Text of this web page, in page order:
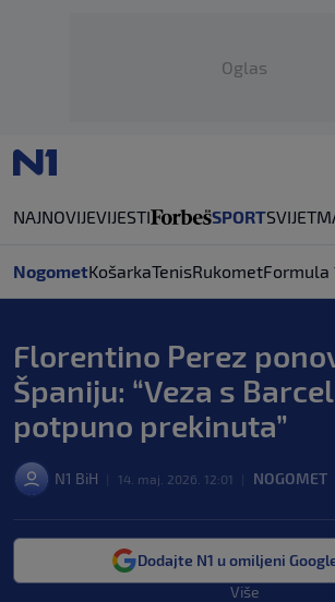
Oglas
NAJNOVIJEVIJESTI SPORTSVIJET
NogometKošarkaTenisRukometFormula
Florentino Perez
Španiju: “Veza s
potpuno prekinuta”
N1 BiH 14. maj. 2026. 12:01 NOGOMET
Dodajte N1 u omiljeni
Više